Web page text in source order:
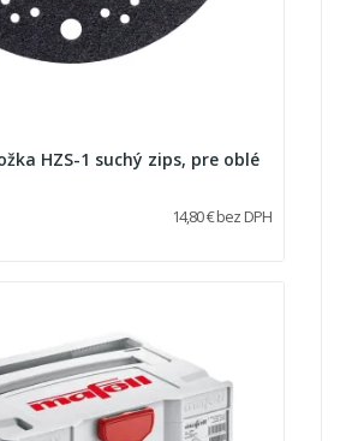
HZS-1 suchý zips, pre oblé
14,80 € bez DPH